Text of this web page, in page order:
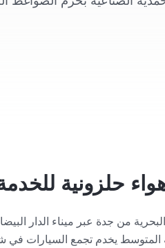
حلزونية
المتوسط يخدم تجمع السيارات في